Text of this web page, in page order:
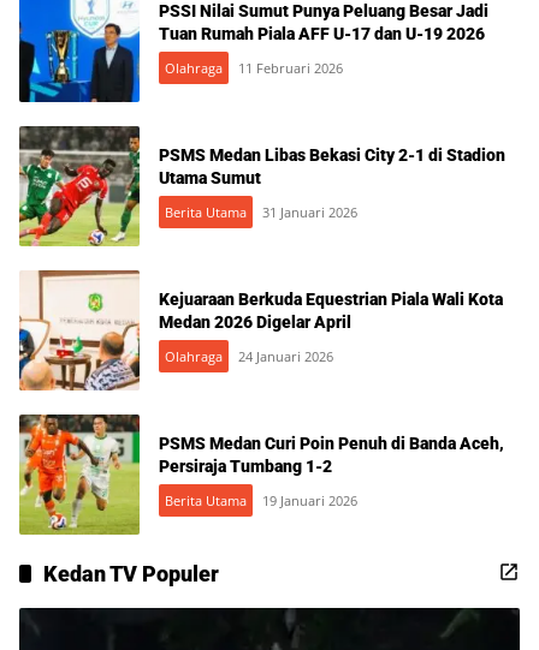
PSSI Nilai Sumut Punya Peluang Besar Jadi
Tuan Rumah Piala AFF U-17 dan U-19 2026
Olahraga 11 Februari 2026
PSMS Medan Libas Bekasi City 2-1 di Stadion
Utama Sumut
Berita Utama 31 Januari 2026
Kejuaraan Berkuda Equestrian Piala Wali Kota
Medan 2026 Digelar April
Olahraga 24 Januari 2026
PSMS Medan Curi Poin Penuh di Banda Aceh,
Persiraja Tumbang 1-2
Berita Utama 19 Januari 2026
Kedan TV Populer